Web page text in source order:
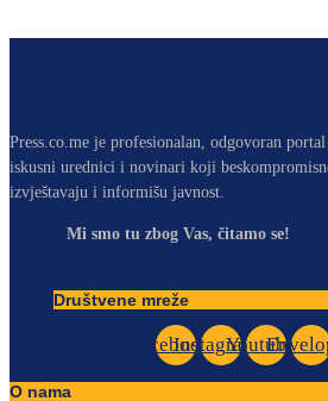
Press.co.me je profesionalan, odgovoran
iskusni urednici i novinari koji
izvještavaju i informišu javnost.
Mi smo tu zbog Vas, čitamo se!
Društvene mreže
Facebook
InstagramYoutube
O nama